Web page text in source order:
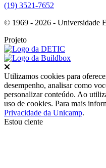
(19) 3521-7652
© 1969 - 2026 - Universidade
Projeto
Utilizamos cookies para
desempenho, analisar como
personalizar conteúdo. Ao
uso de cookies. Para mais
Privacidade da Unicamp.
Estou ciente